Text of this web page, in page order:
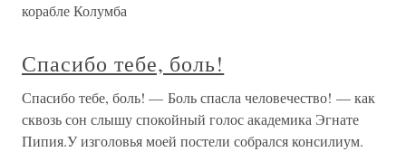
корабле Колумба
Спасибо тебе, боль!
Спасибо тебе, боль! — Боль спасла человечество! — как
сквозь сон слышу спокойный голос академика Эгнате
Пипия.У изголовья моей постели собрался консилиум.